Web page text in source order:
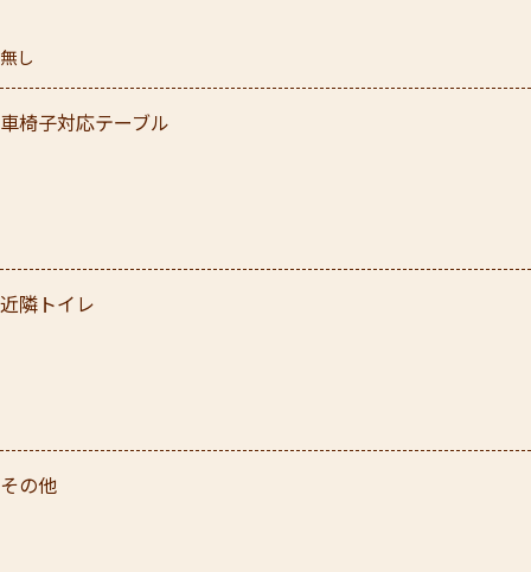
無し
車椅子対応テーブル
近隣トイレ
その他